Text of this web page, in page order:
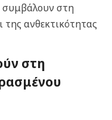
στη
ανθεκτικότητας
στη